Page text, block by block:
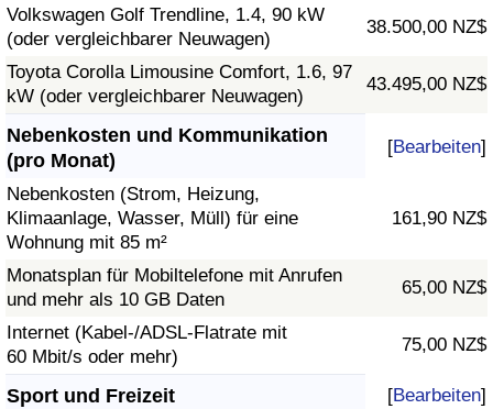
Volkswagen Golf Trendline, 1.4, 90 kW
(oder vergleichbarer Neuwagen)
38.500,00 NZ$
Toyota Corolla Limousine Comfort, 1.6, 97
kW (oder vergleichbarer Neuwagen)
43.495,00 NZ$
Nebenkosten und Kommunikation
(pro Monat)
[Bearbeiten]
Nebenkosten (Strom, Heizung,
Klimaanlage, Wasser, Müll) für eine
Wohnung mit 85 m²
161,90 NZ$
Monatsplan für Mobiltelefone mit Anrufen
und mehr als 10 GB Daten
65,00 NZ$
Internet (Kabel-/ADSL-Flatrate mit
60 Mbit/s oder mehr)
75,00 NZ$
Sport und Freizeit [Bearbeiten]